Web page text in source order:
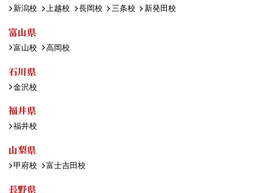
新潟校 上越校 長岡校 三条校 新発田校
富山県
富山校 高岡校
石川県
金沢校
福井県
福井校
山梨県
甲府校 富士吉田校
長野県